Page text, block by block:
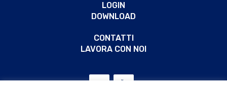
LOGIN
DOWNLOAD
CONTATTI
LAVORA CON NOI